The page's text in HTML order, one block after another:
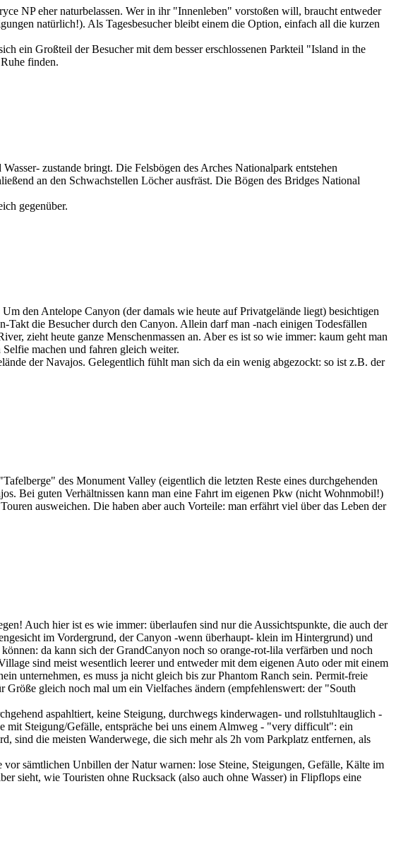
NP eher naturbelassen. Wer in ihr "Innenleben" vorstoßen will, braucht entweder
natürlich!). Als Tagesbesucher bleibt einem die Option, einfach all die kurzen
ein Großteil der Besucher mit dem besser erschlossenen Parkteil "Island in the
finden.
zustande bringt. Die Felsbögen des Arches Nationalpark entstehen
an den Schwachstellen Löcher ausfräst. Die Bögen des Bridges National
gegenüber.
den Antelope Canyon (der damals wie heute auf Privatgelände liegt) besichtigen
Takt die Besucher durch den Canyon. Allein darf man -nach einigen Todesfällen
zieht heute ganze Menschenmassen an. Aber es ist so wie immer: kaum geht man
machen und fahren gleich weiter.
der Navajos. Gelegentlich fühlt man sich da ein wenig abgezockt: so ist z.B. der
des Monument Valley (eigentlich die letzten Reste eines durchgehenden
Bei guten Verhältnissen kann man eine Fahrt im eigenen Pkw (nicht Wohnmobil!)
ausweichen. Die haben aber auch Vorteile: man erfährt viel über das Leben der
Auch hier ist es wie immer: überlaufen sind nur die Aussichtspunkte, die auch der
im Vordergrund, der Canyon -wenn überhaupt- klein im Hintergrund) und
da kann sich der GrandCanyon noch so orange-rot-lila verfärben und noch
sind meist wesentlich leerer und entweder mit dem eigenen Auto oder mit einem
unternehmen, es muss ja nicht gleich bis zur Phantom Ranch sein. Permit-freie
gleich noch mal um ein Vielfaches ändern (empfehlenswert: der "South
aspahltiert, keine Steigung, durchwegs kinderwagen- und rollstuhltauglich -
Steigung/Gefälle, entspräche bei uns einem Almweg - "very difficult": ein
sind die meisten Wanderwege, die sich mehr als 2h vom Parkplatz entfernen, als
sämtlichen Unbillen der Natur warnen: lose Steine, Steigungen, Gefälle, Kälte im
sieht, wie Touristen ohne Rucksack (also auch ohne Wasser) in Flipflops eine